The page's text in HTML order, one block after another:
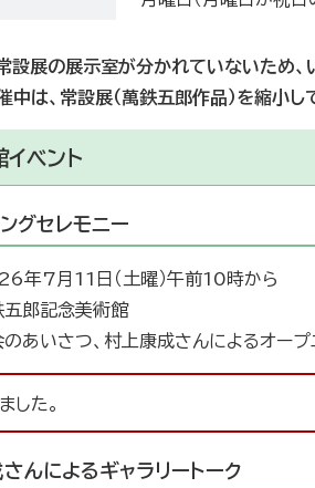
設展の展示室が分かれていないため、
中は、常設展（萬鉄五郎作品）を縮小
ベント
グセレモニー
年7月11日（土曜）午前10時から
五郎記念美術館
のあいさつ、村上康成さんによるオープ
した。
んによるギャラリートーク